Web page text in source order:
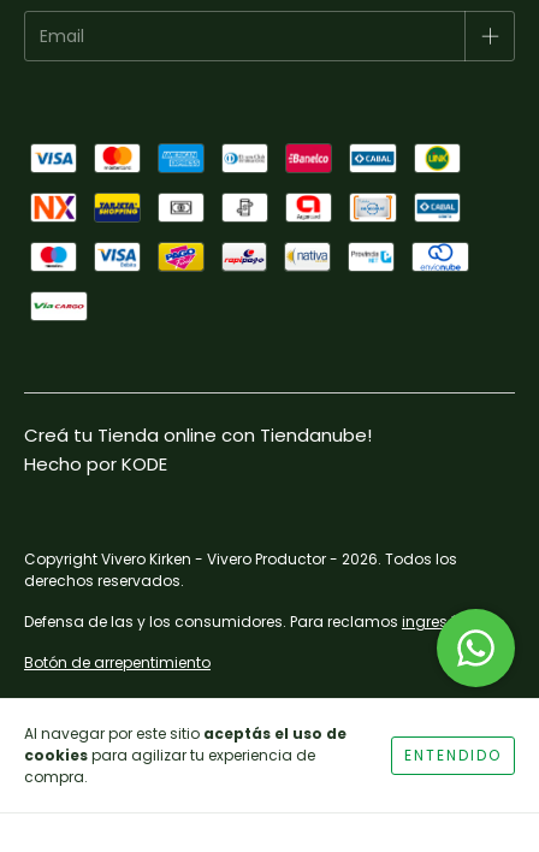
Al navegar por este sitio aceptás el uso de
cookiespara agilizar tu experiencia de
compra.
ENTENDIDO
Creá tu Tienda online con Tiendanube!
Hecho por KODE
Copyright Vivero Kirken - Vivero Productor - 2026. Todos los
derechos reservados.
Defensa de las y los consumidores. Para reclamos ingresá acá.
Botón de arrepentimiento